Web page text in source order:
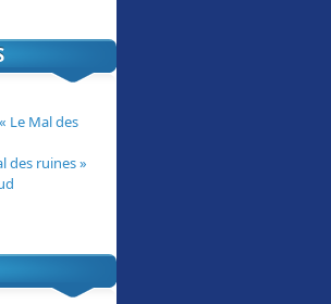
Le Mal des
des ruines »